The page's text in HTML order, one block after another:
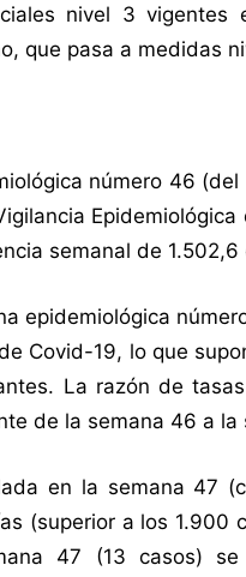
nivel 3
que pasa a medidas
número 46
semanal de
epidemiológica
Covid-19, lo que
La razón de
de la semana 46 a la
en la semana 47
(superior a los
47 (13 casos)